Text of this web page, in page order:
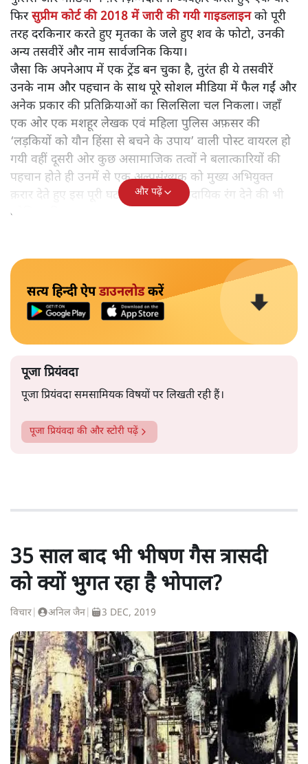
फिरसुप्रीम कोर्ट की 2018 में जारी की गयी गाइडलाइनको पूरी
तरह दरकिनार करते हुए मृतका के जले हुए शव के फोटो, उनकी
अन्य तसवीरें और नाम सार्वजनिक किया।
जैसा कि अपनेआप में एक ट्रेंड बन चुका है, तुरंत ही ये तसवीरें
उनके नाम और पहचान के साथ पूरे सोशल मीडिया में फैल गईं और
अनेक प्रकार की प्रतिक्रियाओं का सिलसिला चल निकला। जहाँ
एक ओर एक मशहूर लेखक एवं महिला पुलिस अफ़सर की
‘लड़कियों को यौन हिंसा से बचने के उपाय’ वाली पोस्ट वायरल हो
गयी वहीं दूसरी ओर कुछ असामाजिक तत्वों ने बलात्कारियों की
पहचान होते ही उनमें से एक अल्पसंख्यक को मुख्य अभियुक्त
क़रार देते हुए इस पूरी घटना को एक साम्प्रदायिक रंग देने की भी
कोशिश की।
और पढ़ें
सत्य हिन्दी ऐपडाउनलोडकरें
पूजा प्रियंवदा
पूजा प्रियंवदा समसामियक विषयों पर लिखती रही हैं।
पूजा प्रियंवदा की और स्टोरी पढ़ें
35 साल बाद भी भीषण गैस त्रासदी
को क्यों भुगत रहा है भोपाल?
विचार अनिल जैन 3 DEC, 2019